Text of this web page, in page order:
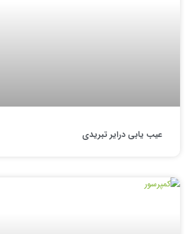
عیب یابی درایر تبریدی